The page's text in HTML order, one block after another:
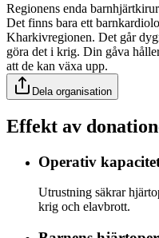
Regionens enda
Det finns bara ett
Kharkivregionen. Det går
göra det i krig. Din gåva
att de kan växa upp.
Dela organisation
Effekt av
Operativ
Utrustning säkrar
krig och elavbrott.